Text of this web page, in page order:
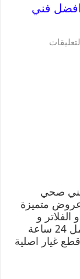
الفنطاس / 66817766 / افضل فني
صحي
عروض متميزة
و
غيرها من خدمات السباكة رقم هاتفنا يعمل 24 ساعة
غيار اصلية